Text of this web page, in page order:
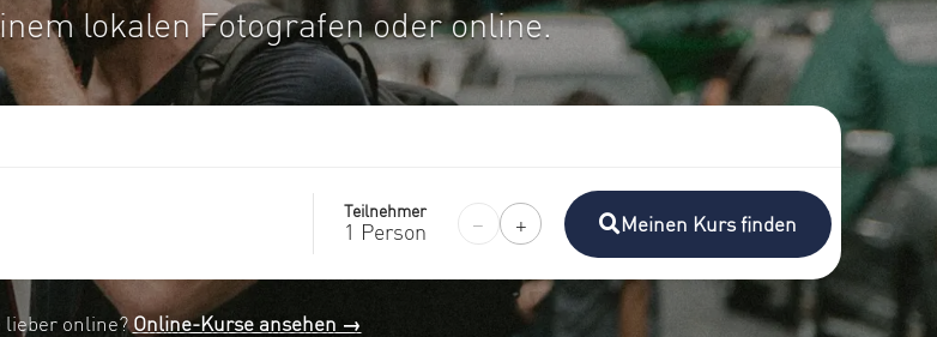
lokalen Fotografen oder online.
Teilnehmer
1 Person − + Meinen Kurs finden
lieber online?Online-Kurse ansehen →